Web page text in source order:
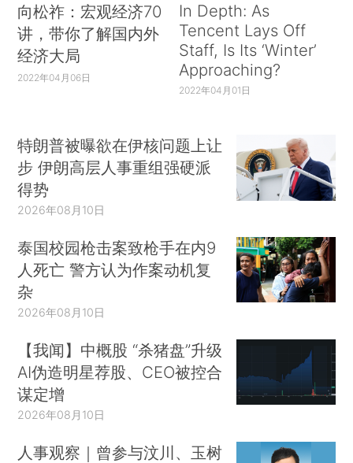
向松祚：宏观经济70
讲，带你了解国内外
经济大局
2022年04月06日
In Depth: As
Tencent Lays Off
Staff, Is Its ‘Winter’
Approaching?
2022年04月01日
特朗普被曝欲在伊核问题上让
步 伊朗高层人事重组强硬派
得势
2026年08月10日
泰国校园枪击案致枪手在内9
人死亡 警方认为作案动机复
杂
2026年08月10日
【我闻】中概股 “杀猪盘”升级
AI伪造明星荐股、CEO被控合
谋定增
2026年08月10日
人事观察｜曾参与汶川、玉树